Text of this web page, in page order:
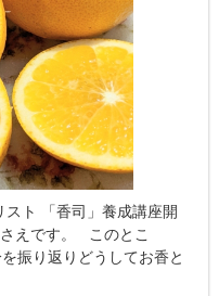
ト 「香司」養成講座開
えです。 このとこ
振り返りどうしてお香と